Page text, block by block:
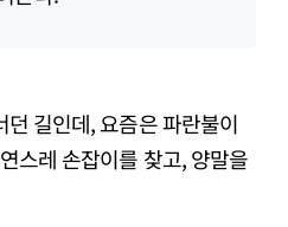
길인데, 요즘은 파란불이
스레 손잡이를 찾고, 양말을